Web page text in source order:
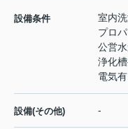
設備条件
室内
プロ
公営
浄化
電気有
設備(その他) -